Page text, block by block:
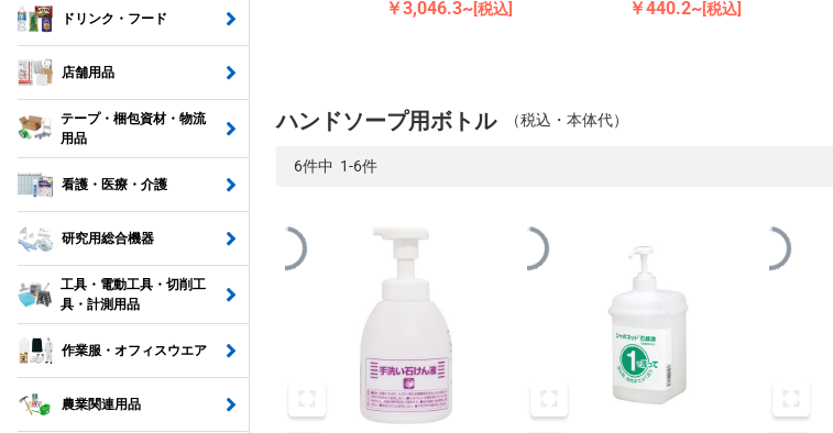
ドリンク・フード
店舗用品
テープ・梱包資材・物流
用品
看護・医療・介護
研究用総合機器
工具・電動工具・切削工
具・計測用品
作業服・オフィスウエア
農業関連用品
￥3,046.3~[税込] ￥440.2~[税込]
ハンドソープ用ボトル （税込・本体代）
6件中 1-6件